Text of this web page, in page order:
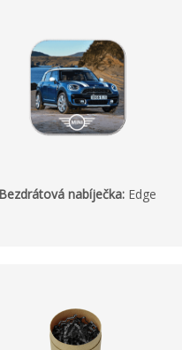
Bezdrátová nabíječka: Edge